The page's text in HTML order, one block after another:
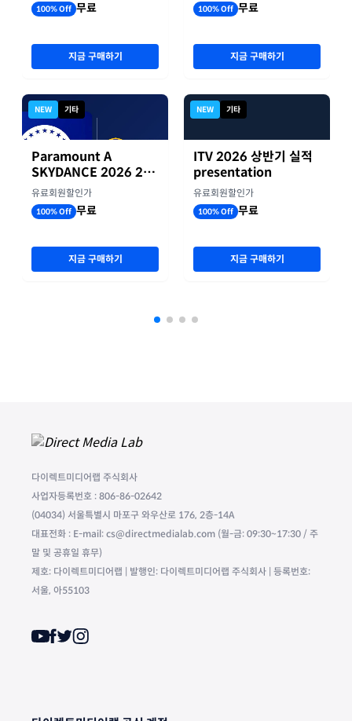
100% Off 무료
지금 구매하기
NEW 기타
Paramount A
SKYDANCE 2026 2분
기 실적
유료회원할인가
100% Off 무료
지금 구매하기
100% Off 무료
지금 구매하기
NEW 기타
ITV 2026 상반기 실적
presentation
유료회원할인가
100% Off 무료
지금 구매하기
다이렉트미디어랩 주식회사
사업자등록번호 : 806-86-02642
(04034) 서울특별시 마포구 와우산로 176, 2층-14A
대표전화 : E-mail: cs@directmedialab.com (월-금: 09:30~17:30 / 주
말 및 공휴일 휴무)
제호: 다이렉트미디어랩 | 발행인: 다이렉트미디어랩 주식회사 | 등록번호:
서울, 아55103